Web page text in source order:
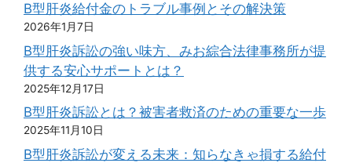
B型肝炎給付金のトラブル事例とその解決策
2026年1月7日
B型肝炎訴訟の強い味方、みお綜合法律事務所が提
供する安心サポートとは？
2025年12月17日
B型肝炎訴訟とは？被害者救済のための重要な一歩
2025年11月10日
B型肝炎訴訟が変える未来：知らなきゃ損する給付